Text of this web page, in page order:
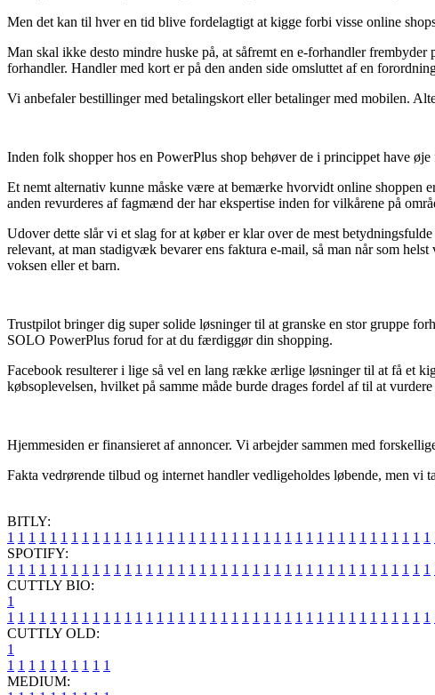
Men det kan til hver en tid blive fordelagtigt at kigge forbi visse online
Man skal ikke desto mindre huske på, at såfremt en e-forhandler
forhandler. Handler med kort er på den anden side omsluttet af en
Vi anbefaler bestillinger med betalingskort eller betalinger med mobilen.
Inden folk shopper hos en PowerPlus shop behøver de i princippet have
Et nemt alternativ kunne måske være at bemærke hvorvidt online shoppen
anden revurderes af fagmænd der har ekspertise inden for vilkårene på
Udover dette slår vi et slag for at køber er klar over de mest
relevant, at man stadigvæk bevarer ens faktura e-mail, så man når som
voksen eller et barn.
Trustpilot bringer dig super solide løsninger til at granske en stor gruppe
SOLO PowerPlus forud for at du færdiggør din shopping.
Facebook resulterer i lige så vel en lang række ærlige løsninger til at få et
købsoplevelsen, hvilket på samme måde burde drages fordel af til at
Hjemmesiden er finansieret af annoncer. Vi arbejder sammen med
Fakta vedrørende tilbud og internet handler vedligeholdes løbende, men vi
BITLY:
1 1 1 1 1 1 1 1 1 1 1 1 1 1 1 1 1 1 1 1 1 1 1 1 1 1 1 1 1 1 1 1 1 1 1 1 1 1 1 1
SPOTIFY:
1 1 1 1 1 1 1 1 1 1 1 1 1 1 1 1 1 1 1 1 1 1 1 1 1 1 1 1 1 1 1 1 1 1 1 1 1 1 1 1
CUTTLY BIO:
1
1 1 1 1 1 1 1 1 1 1 1 1 1 1 1 1 1 1 1 1 1 1 1 1 1 1 1 1 1 1 1 1 1 1 1 1 1 1 1 1
CUTTLY OLD:
1
1 1 1 1 1 1 1 1 1 1
MEDIUM: